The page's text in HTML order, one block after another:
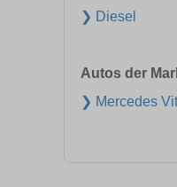
❯ Diesel
Autos der
❯ Mercedes